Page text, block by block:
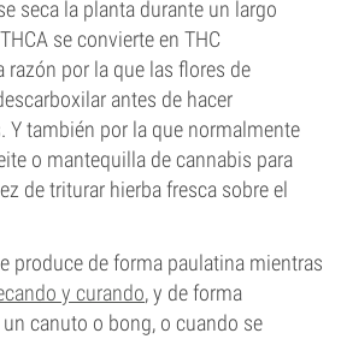
seca la planta durante un largo
se convierte en THC
razón por la que las flores de
antes de hacer
Y también por la que normalmente
o mantequilla de cannabis para
de triturar hierba fresca sobre el
produce de forma paulatina mientras
y curando, y de forma
canuto o bong, o cuando se